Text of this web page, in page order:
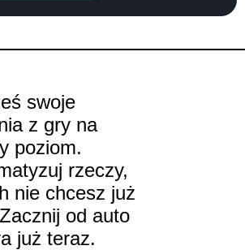
swoje
z gry na
poziom.
rzeczy,
nie chcesz już
od auto
już teraz.